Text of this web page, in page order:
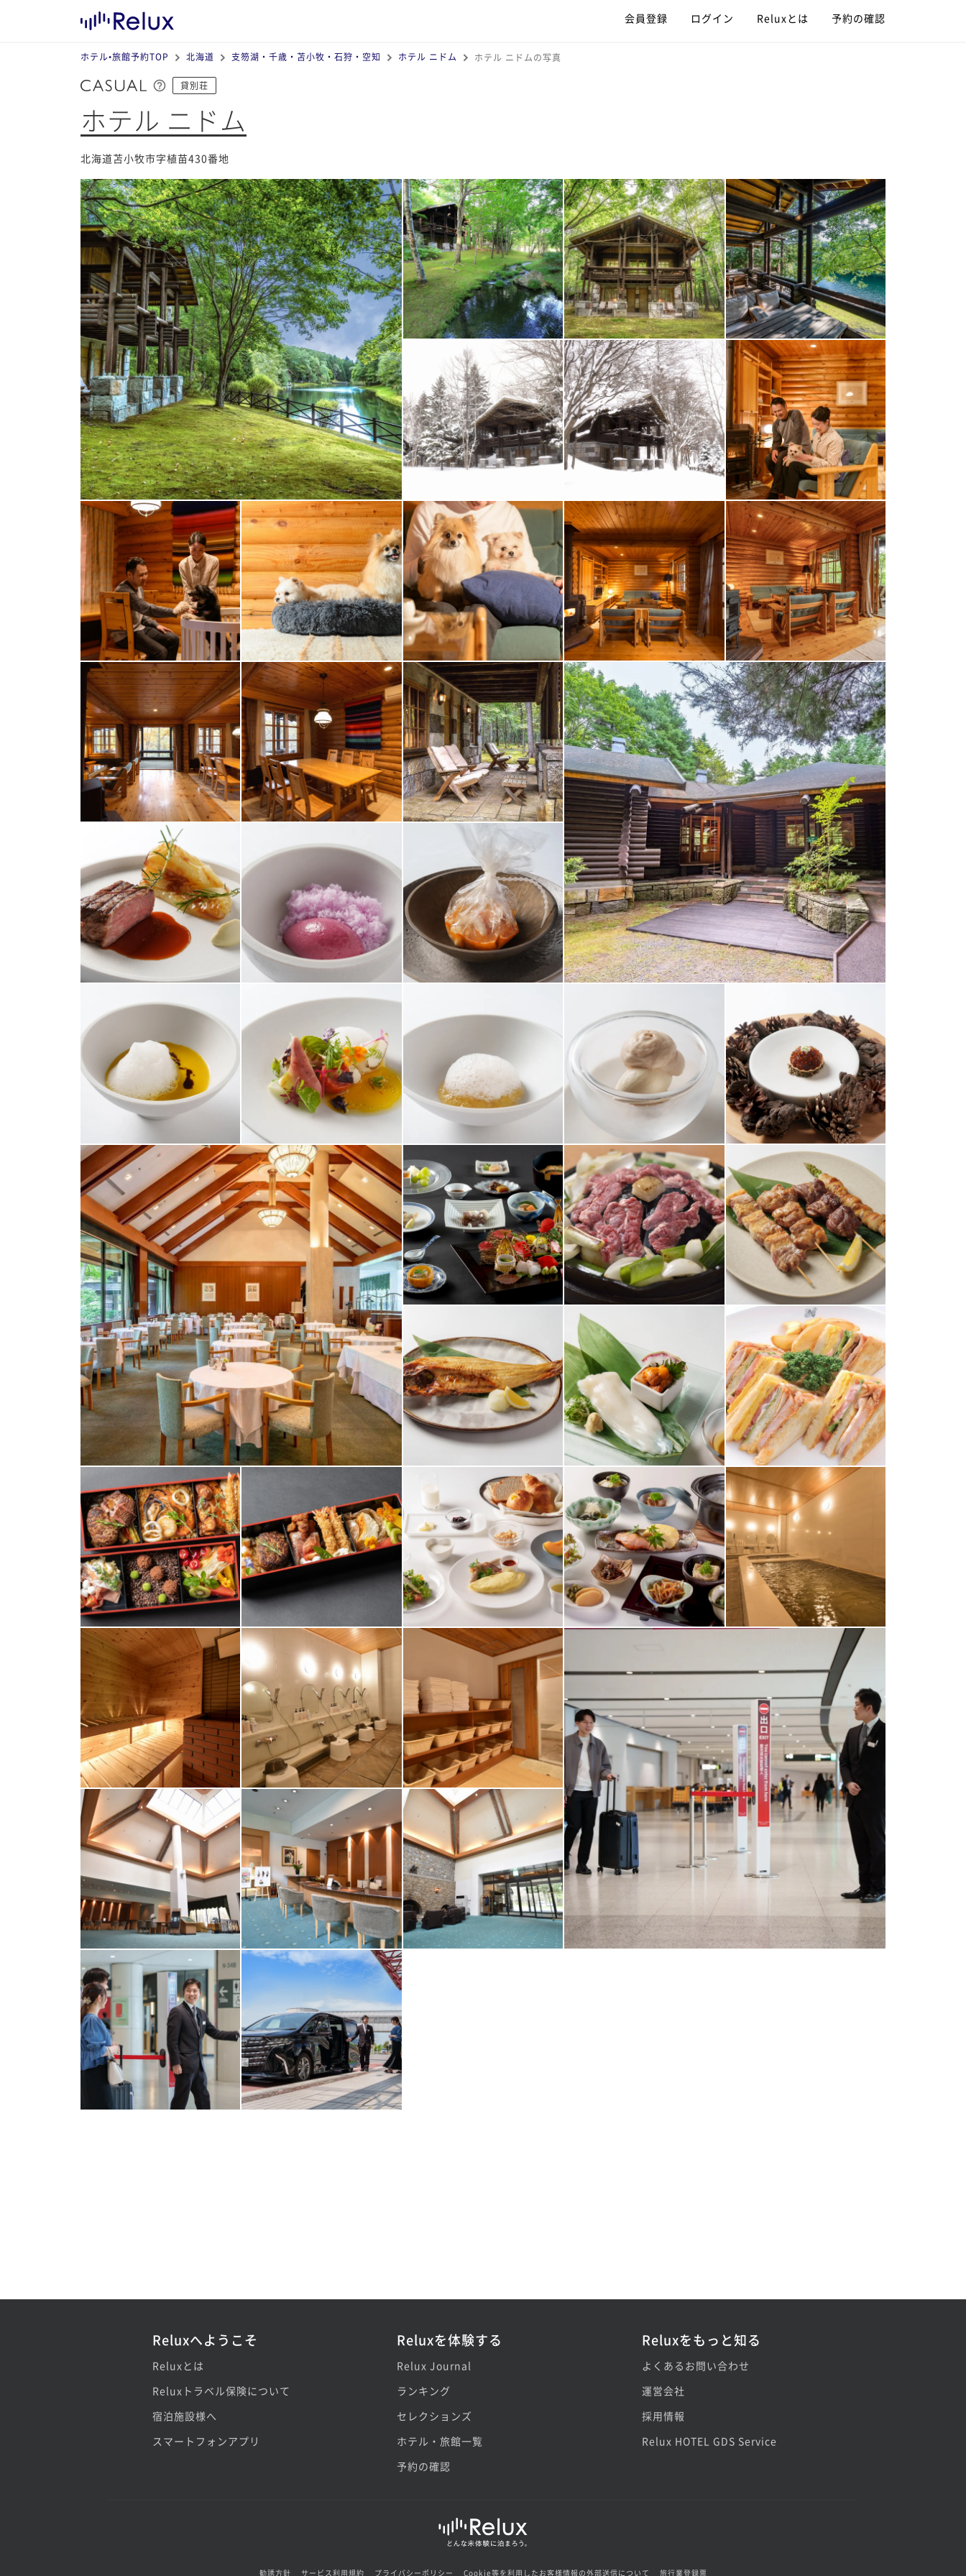
会員登録 ログイン Reluxとは 予約の確認
ホテル•旅館予約TOP 北海道 支笏湖・千歳・苫小牧・石狩・空知 ホテル ニドム ホテル ニドムの写真
貸別荘
ホテル ニドム
北海道苫小牧市字植苗430番地
Reluxへようこそ
Reluxとは
Reluxトラベル保険について
宿泊施設様へ
スマートフォンアプリ
Reluxを体験する
Relux Journal
ランキング
セレクションズ
ホテル・旅館一覧
予約の確認
Reluxをもっと知る
よくあるお問い合わせ
運営会社
採用情報
Relux HOTEL GDS Service
勧誘方針 サービス利用規約 プライバシーポリシー Cookie等を利用したお客様情報の外部送信について 旅行業登録票